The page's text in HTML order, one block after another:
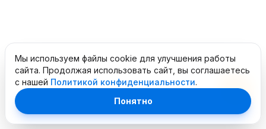
Мы используем файлы cookie для улучшения работы
сайта. Продолжая использовать сайт, вы соглашаетесь
с нашей Политикой конфиденциальности.
Понятно